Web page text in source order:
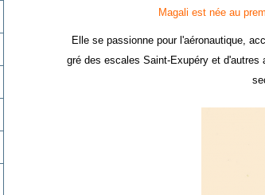
Magali est née au
Elle se passionne pour l'aéronautique,
gré des escales Saint-Exupéry et